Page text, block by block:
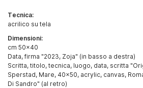
Tecnica:
acrilico su tela
Dimensioni:
cm 50x40
Data, firma "2023, Zoja" (in basso a destra)
Scritta, titolo, tecnica, luogo, data, scritta
Sperstad, Mare, 40x50, acrylic, canvas,
Di Sandro" (al retro)